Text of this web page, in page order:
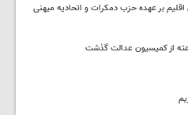
بر عهده حزب دمکرات و اتحادیه میهنی